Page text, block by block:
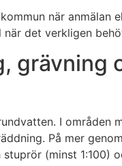
när anmälan
det verkligen
grävning
I områden
På mer
(minst 1:100)